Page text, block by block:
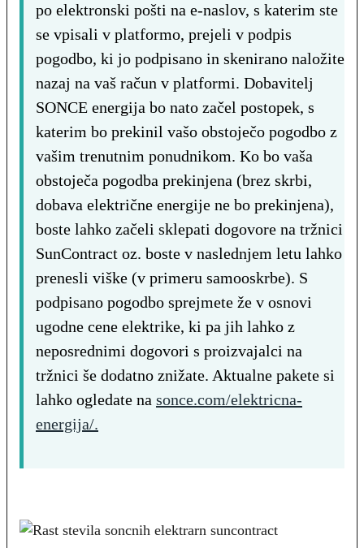
po elektronski pošti na e-naslov, s katerim ste
se vpisali v platformo, prejeli v podpis
pogodbo, ki jo podpisano in skenirano naložite
nazaj na vaš račun v platformi. Dobavitelj
SONCE energija bo nato začel postopek, s
katerim bo prekinil vašo obstoječo pogodbo z
vašim trenutnim ponudnikom. Ko bo vaša
obstoječa pogodba prekinjena (brez skrbi,
dobava električne energije ne bo prekinjena),
boste lahko začeli sklepati dogovore na tržnici
SunContract oz. boste v naslednjem letu lahko
prenesli viške (v primeru samooskrbe). S
podpisano pogodbo sprejmete že v osnovi
ugodne cene elektrike, ki pa jih lahko z
neposrednimi dogovori s proizvajalci na
tržnici še dodatno znižate. Aktualne pakete si
lahko ogledate na sonce.com/elektricna-
energija/.